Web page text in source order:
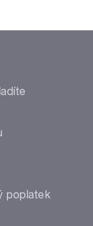
poplatek